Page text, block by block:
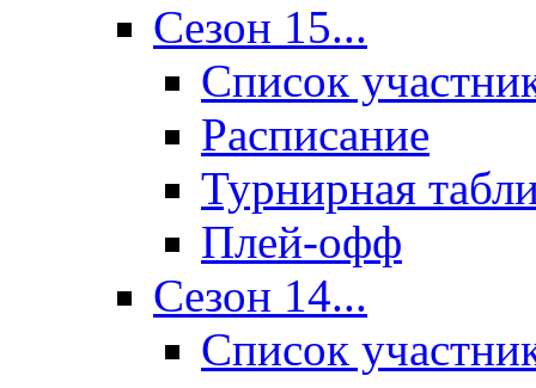
Сезон 15...
Список
Расписание
Турнирная
Плей-офф
Сезон 14...
Список